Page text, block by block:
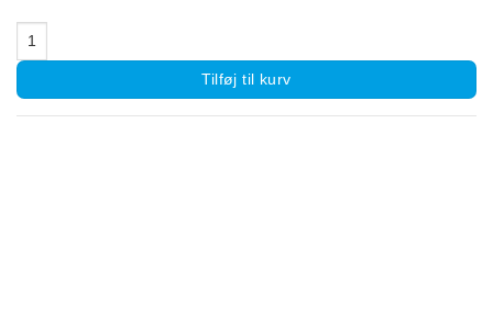
Barebells Bar Caramel/Cashew 12x55g antal
Tilføj til kurv